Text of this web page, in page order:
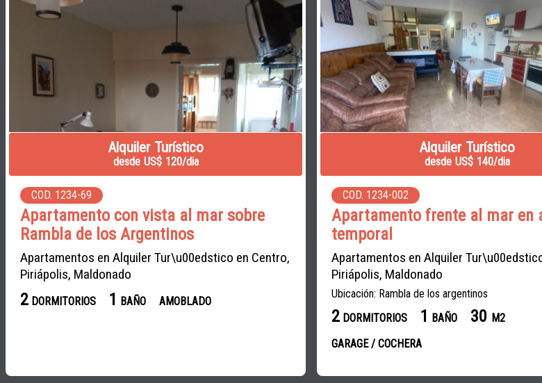
Alquiler Turístico
desde US$ 120/dia
COD. 1234-69
Apartamento con vista al mar sobre
Rambla de los Argentinos
Apartamentos en Alquiler Tur\u00edstico en Centro,
Piriápolis, Maldonado
2 DORMITORIOS 1 BAÑO AMOBLADO
Alquiler Turístico
desde US$ 140/dia
COD. 1234-002
Apartamento frente al mar en
temporal
Apartamentos en Alquiler
Piriápolis, Maldonado
Ubicación: Rambla de los argentinos
2 DORMITORIOS 1 BAÑO 30 M2
GARAGE / COCHERA